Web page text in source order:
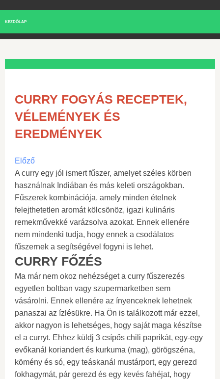
KEZDŐLAP
CURRY FOGYÁS RECEPTEK,
VÉLEMÉNYEK ÉS
EREDMÉNYEK
Előző
A curry egy jól ismert fűszer, amelyet széles körben
használnak Indiában és más keleti országokban.
Fűszerek kombinációja, amely minden ételnek
felejthetetlen aromát kölcsönöz, igazi kulináris
remekművekké varázsolva azokat. Ennek ellenére
nem mindenki tudja, hogy ennek a csodálatos
fűszernek a segítségével fogyni is lehet.
CURRY FŐZÉS
Ma már nem okoz nehézséget a curry fűszerezés
egyetlen boltban vagy szupermarketben sem
vásárolni. Ennek ellenére az ínyenceknek lehetnek
panaszai az ízlésükre. Ha Ön is találkozott már ezzel,
akkor nagyon is lehetséges, hogy saját maga készítse
el a curryt. Ehhez küldj 3 csípős chili paprikát, egy-egy
evőkanál koriandert és kurkuma (mag), görögszéna,
kömény és só, egy teáskanál mustárport, egy gerezd
fokhagymát, pár gerezd és egy kevés fahéjat, hogy